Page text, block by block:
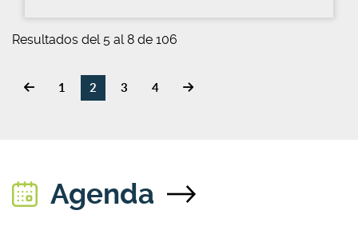
Resultados del 5 al 8 de 106
1 2 3 4
Agenda